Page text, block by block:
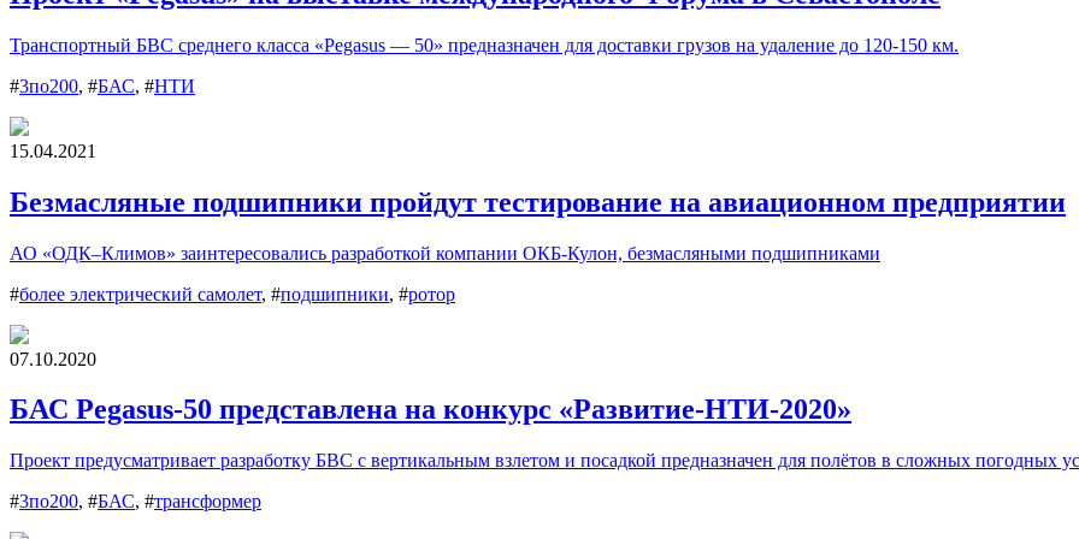
Транспортный БВС среднего класса «Pegasus — 50» предназначен для доставки грузов на удаление до 120-150 км.
#3по200, #БАС, #НТИ
15.04.2021
Безмасляные подшипники пройдут тестирование на авиационном предприятии
АО «ОДК–Климов» заинтересовались разработкой компании ОКБ-Кулон, безмасляными подшипниками
#более электрический самолет, #подшипники, #ротор
07.10.2020
БАС Pegasus-50 представлена на конкурс «Развитие-НТИ-2020»
Проект предусматривает разработку БВС с вертикальным взлетом и посадкой предназначен для полётов в сложных погодных
#3по200, #БАС, #трансформер